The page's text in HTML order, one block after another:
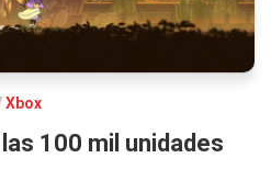
Xbox
100 mil unidades